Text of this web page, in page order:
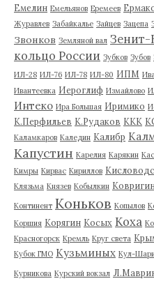
Емелин Емельянов Еремеев
Журавлев Забайкалье Зайцев Зацепа
Звонков Земляной вал Зенит-
кольцо России Зубков Зубов
ИЛ-28 ИЛ-76 ИЛ-78 ИЛ-80 ИПМ
Ивантеевка Иероглиф Измайлово
Интеко Ира Большая Иримико
К.Перфильев К.Рудаков ККК
Каламкаров Каледин Калибр
Капустин Карелия Карякин
Кимры Кирвас Кириллов
Клязьма Князев Кобылкин
Континент Коньков Копылов
Коршия Корягин Косых Коха
Красногорск Кремль Круг света
Кубок ГМО Кузьминых Кул-
Курникова Курский вокзал